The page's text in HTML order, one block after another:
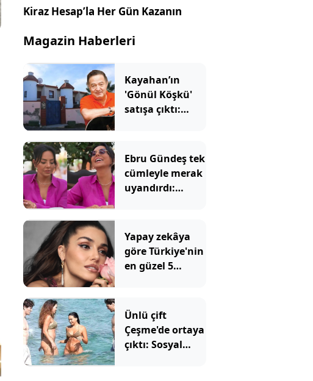
Kiraz Hesap’la Her Gün Kazanın
Magazin Haberleri
Kayahan’ın
'Gönül Köşkü'
satışa çıktı:
rakam
Ebru Gündeş tek
cümleyle merak
uyandırdı:
tutuldu
Yapay zekâya
göre Türkiye'nin
en güzel 5
Ünlü çift
Çeşme'de ortaya
çıktı: Sosyal